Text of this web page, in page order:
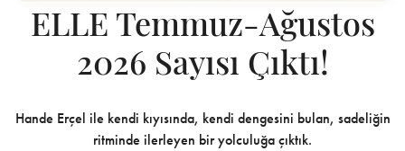
ELLE Temmuz-Ağustos
2026 Sayısı Çıktı!
Hande Erçel ile kendi kıyısında, kendi dengesini bulan, sadeliğin
ritminde ilerleyen bir yolculuğa çıktık.